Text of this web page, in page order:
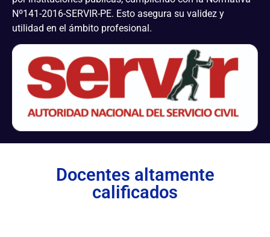
Nº141-2016-SERVIR-PE. Esto asegura su validez y
utilidad en el ámbito profesional.
Docentes altamente
calificados